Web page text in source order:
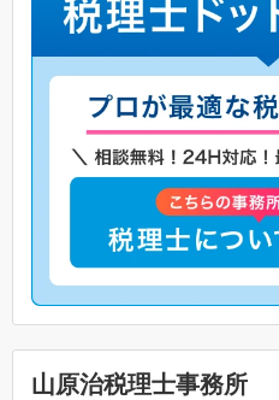
山原治税理士事務所